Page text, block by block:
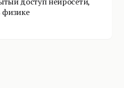
физике